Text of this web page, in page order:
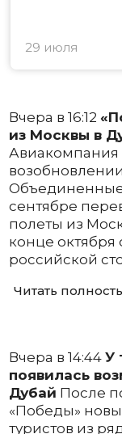
29 июля
Вчера в 16:12
из Москвы в
Авиакомпания
сентябре
полеты из
конце октября
российской
Читать
Вчера в 14:44 У
появилась
Дубай После
«Победы»
туристов из